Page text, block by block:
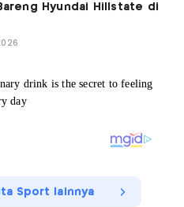
Hyundai Hillstate di
Sport lainnya